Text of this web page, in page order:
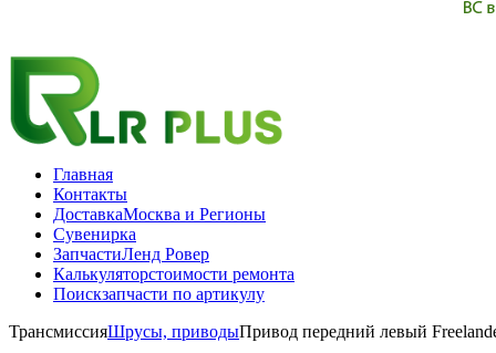
Главная
Контакты
ДоставкаМосква и Регионы
Сувенирка
ЗапчастиЛенд Ровер
Калькуляторстоимости ремонта
Поискзапчасти по артикулу
ТрансмиссияШрусы, приводыПривод передний левый